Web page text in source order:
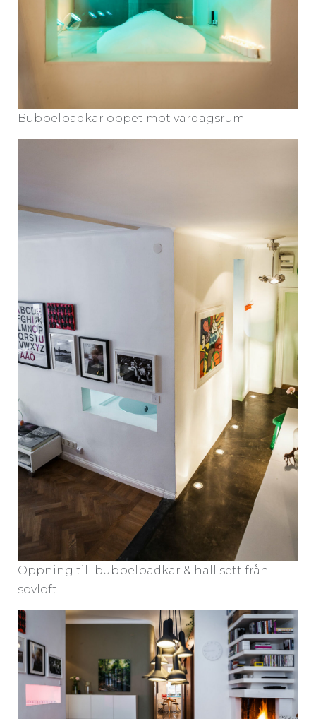
Bubbelbadkar öppet mot vardagsrum
Öppning till bubbelbadkar & hall sett från
sovloft